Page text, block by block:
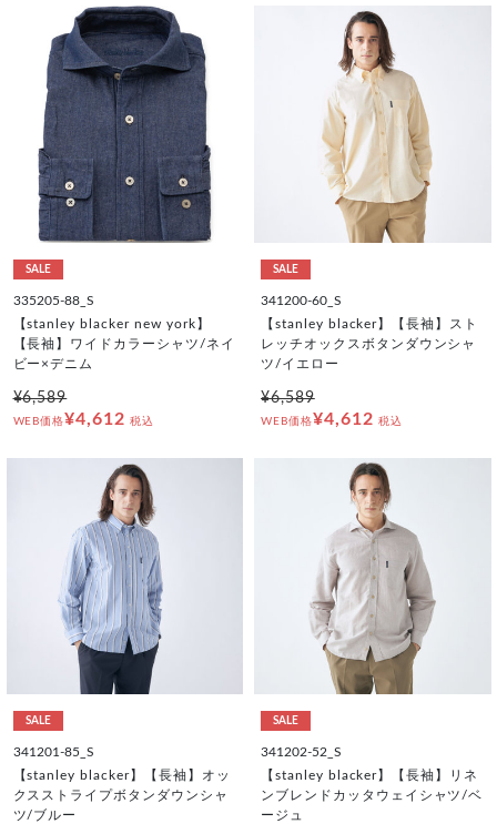
SALE
335205-88_S
【stanley blacker new york】
【長袖】ワイドカラーシャツ/ネイ
ビー×デニム
¥6,589
WEB価格¥4,612 税込
SALE
341200-60_S
【stanley blacker】【長袖】スト
レッチオックスボタンダウンシャ
ツ/イエロー
¥6,589
WEB価格¥4,612 税込
SALE
341201-85_S
【stanley blacker】【長袖】オッ
クスストライプボタンダウンシャ
ツ/ブルー
SALE
341202-52_S
【stanley blacker】【長袖】リネ
ンブレンドカッタウェイシャツ/ベ
ージュ